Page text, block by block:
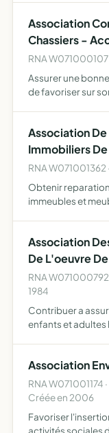
Association
Chassiers -
RNA W071000107
Assurer une
de favoriser sur
Association
Immobiliers
RNA W071001362
Obtenir
immeubles et
Association
De L'oeuvre
RNA
1984
Contribuer a
enfants et adultes
Association
RNA
Créée en 2006
Favoriser
activités sociales